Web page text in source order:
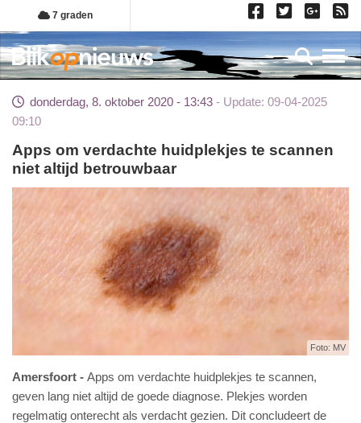
Overslaan
en
naar
de
gaan
7 graden
donderdag, 8. oktober 2020 - 13:43
Update: 09-04-2025
09:10
Apps om verdachte huidplekjes te scannen
niet altijd betrouwbaar
Foto: MV
Amersfoort
Apps om verdachte huidplekjes te scannen,
geven lang niet altijd de goede diagnose. Plekjes worden
regelmatig onterecht als verdacht gezien. Dit concludeert de